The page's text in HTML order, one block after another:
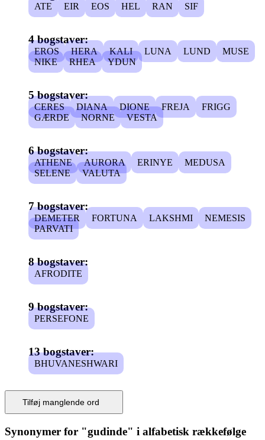
ATE EIR EOS HEL RAN SIF
4 bogstaver:
EROS HERA KALI LUNA LUND
MUSE
NIKE
RHEA YDUN
5 bogstaver:
CERES DIANA DIONE FREJA
FRIGG
GÆRDE
NORNE VESTA
6 bogstaver:
ATHENE AURORA ERINYE
MEDUSA
SELENE
VALUTA
7 bogstaver:
DEMETER FORTUNA LAKSHMI
NEMESIS
PARVATI
8 bogstaver:
AFRODITE
9 bogstaver:
PERSEFONE
13 bogstaver:
BHUVANESHWARI
Tilføj manglende ord
Synonymer for "gudinde" i alfabetisk rækkefølge